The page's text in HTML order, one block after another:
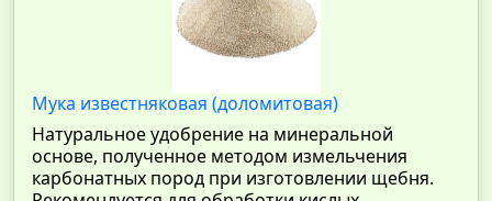
Мука известняковая (доломитовая)
Натуральное удобрение на минеральной
основе, полученное методом измельчения
карбонатных пород при изготовлении щебня.